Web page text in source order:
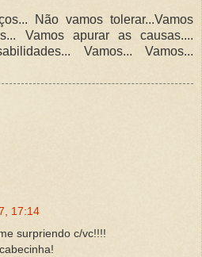
Não vamos tolerar...Vamos
Vamos apurar as causas....
Vamos... Vamos...
17:14
surpriendo c/vc!!!!